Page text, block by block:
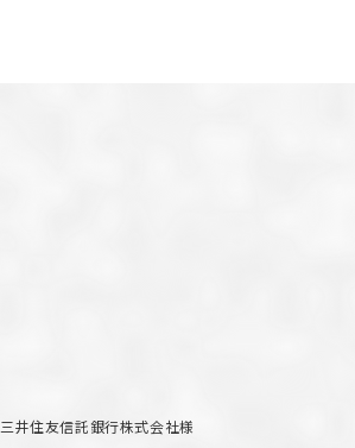
三井住友信託銀行株式会社様